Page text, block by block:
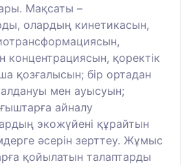
Мақсаты –
олардың кинетикасын,
концентрациясын, қоректік
қозғалысын; бір ортадан
мен ауысуын;
айналу
экожүйені құрайтын
әсерін зерттеу. Жұмыс
қойылатын талаптарды